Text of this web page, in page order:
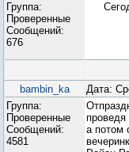
Группа:
Проверенные
Сообщений:
676
bambin_ka Дата:
Группа:
Проверенные
Сообщений:
4581
а потом